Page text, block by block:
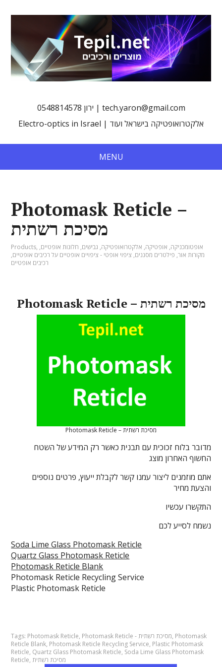
0548814578 ירון | tech.yaron@gmail.com
Electro-optics in Israel | אלקטרואופטיקה בישראל ועוד
MENU
Photomask Reticle –
מסיכת רשתית
Products, אופטומכניקה, אופטיקה, אלקטרואופטיקה, גבישים, חלונות אופטיים,
מקורות אור, פילטרים מסננים, ציפוי אופטי - ציפויים אופטיים על רכיבים אופטיים,
רכיבים אופטיים
Photomask Reticle – מסיכת רשתית
Photomask Reticle – מסיכת רשתית
מדובר בלוח זכוכית עם תבנית כאשר רק המידע של השטח
החשוף האחרון מוצג
אתם מוזמנים ליצור עמנו קשר לקבלת ייעוץ, פרטים נוספים
והצעת מחיר
התקשרו עכשיו
נשמח לסייע לכם
Soda Lime Glass Photomask Reticle
Quartz Glass Photomask Reticle
Photomask Reticle Blank
Photomask Reticle Recycling Service
Plastic Photomask Reticle
Tags: Photomask Reticle, Photomask Reticle - מסיכת רשתית, Photomask
Reticle Blank, Photomask Reticle Recycling Service, Plastic Photomask
Reticle, Quartz Glass Photomask Reticle, Soda Lime Glass Photomask
Reticle,מסיכת רשתית